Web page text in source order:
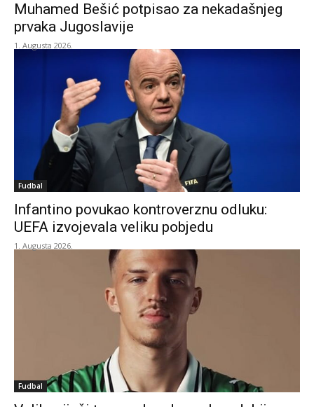
Muhamed Bešić potpisao za nekadašnjeg
prvaka Jugoslavije
1. Augusta 2026.
Fudbal
Infantino povukao kontroverznu odluku:
UEFA izvojevala veliku pobjedu
1. Augusta 2026.
Fudbal